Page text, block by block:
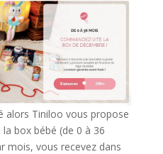
alors Tiniloo vous propose
box bébé (de 0 à 36
mois, vous recevez dans